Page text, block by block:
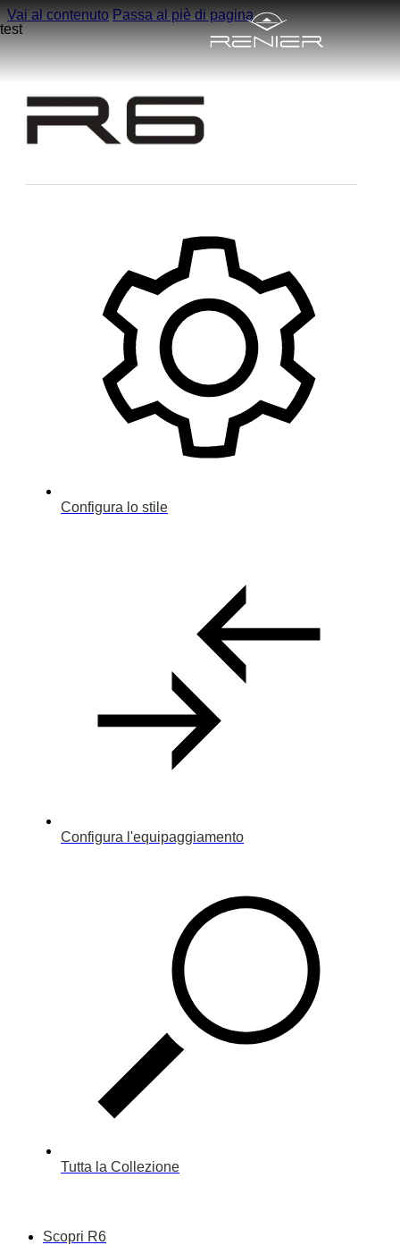
Vai al contenuto Passa al piè di pagina
Configura lo stile
Configura l'equipaggiamento
Tutta la Collezione
Scopri R6
Home
Azienda
Modelli
Configura
Dealer
Contatti
test